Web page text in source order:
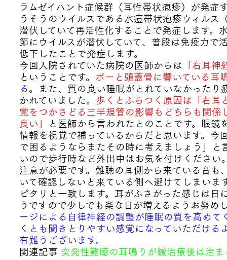
ラムゼイハント症候群（耳性帯状疱疹）が発
うそうのウイルスである水痘帯状疱疹ウィル
潜伏していて再活性化することで発症します。
節にウイルスが潜伏していて、普段は免疫力で
低下したことで発症します。
今回入院されていた病院の医師からは 「右耳
ということです。 ボーと頭蓋骨に響いている耳
る。また、質の良い睡眠がとれていなかった
かれていました。 歩くとふらつく原因は「右耳
覚をつかさどる三半規管の影響もどちらも関
良い」 と医師から言われたとのことです。眼
情報を視覚で補っているからだと思います。 今
で困るようならまたその時に考えましょう」
いので歩行時など外出中はお気を付けくださ
注意が必要です。難聴の耳側から来ている音
いて確認しないと来ている側へ避けてしまい
ピタリと一致します。耳がふさがった感じは
うですので少しでも楽な日が増えるようお努め
ージによる自律神経の調整が睡眠の質を高め
くとも聞きとりやすい感覚になっていただけ
有難うございます。
関連記事 突発性難聴の耳鳴りが鍼治療後は治